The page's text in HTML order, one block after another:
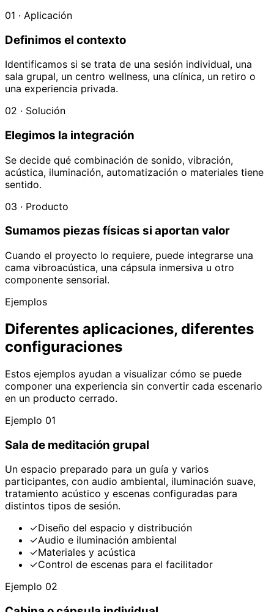
01 · Aplicación
Definimos el contexto
Identificamos si se trata de una sesión individual, una
sala grupal, un centro wellness, una clínica, un retiro o
una experiencia privada.
02 · Solución
Elegimos la integración
Se decide qué combinación de sonido, vibración,
acústica, iluminación, automatización o materiales tiene
sentido.
03 · Producto
Sumamos piezas físicas si aportan valor
Cuando el proyecto lo requiere, puede integrarse una
cama vibroacústica, una cápsula inmersiva u otro
componente sensorial.
Ejemplos
Diferentes aplicaciones, diferentes
configuraciones
Estos ejemplos ayudan a visualizar cómo se puede
componer una experiencia sin convertir cada escenario
en un producto cerrado.
Ejemplo 01
Sala de meditación grupal
Un espacio preparado para un guía y varios
participantes, con audio ambiental, iluminación suave,
tratamiento acústico y escenas configuradas para
distintos tipos de sesión.
✓Diseño del espacio y distribución
✓Audio e iluminación ambiental
✓Materiales y acústica
✓Control de escenas para el facilitador
Ejemplo 02